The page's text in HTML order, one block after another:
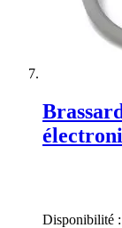
Disponibilité :